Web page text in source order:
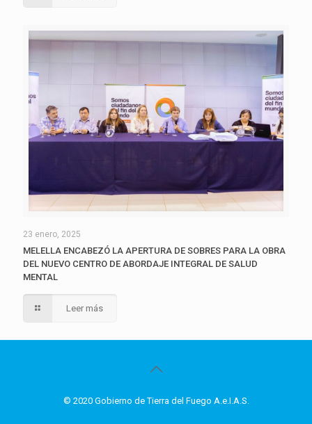
23 enero, 2025
MELELLA ENCABEZÓ LA APERTURA DE SOBRES PARA LA OBRA
DEL NUEVO CENTRO DE ABORDAJE INTEGRAL DE SALUD
MENTAL
Leer más
© 2020 Gobierno de Tierra del Fuego A.e.I.A.S.